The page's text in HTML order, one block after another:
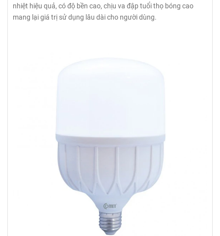
nhiệt hiệu quả, có độ bền cao, chịu va đập tuổi thọ bóng cao
mang lại giá trị sử dụng lâu dài cho người dùng.